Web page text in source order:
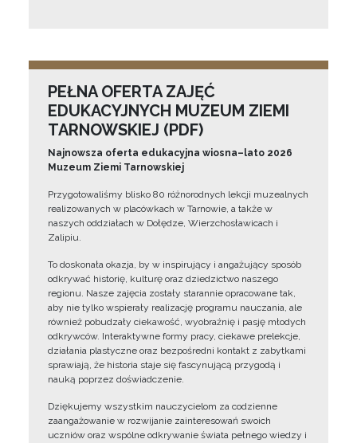
PEŁNA OFERTA ZAJĘĆ
EDUKACYJNYCH MUZEUM ZIEMI
TARNOWSKIEJ (PDF)
Najnowsza oferta edukacyjna wiosna–lato 2026
Muzeum Ziemi Tarnowskiej
Przygotowaliśmy blisko 80 różnorodnych lekcji muzealnych
realizowanych w placówkach w Tarnowie, a także w
naszych oddziałach w Dołędze, Wierzchosławicach i
Zalipiu.
To doskonała okazja, by w inspirujący i angażujący sposób
odkrywać historię, kulturę oraz dziedzictwo naszego
regionu. Nasze zajęcia zostały starannie opracowane tak,
aby nie tylko wspierały realizację programu nauczania, ale
również pobudzały ciekawość, wyobraźnię i pasję młodych
odkrywców. Interaktywne formy pracy, ciekawe prelekcje,
działania plastyczne oraz bezpośredni kontakt z zabytkami
sprawiają, że historia staje się fascynującą przygodą i
nauką poprzez doświadczenie.
Dziękujemy wszystkim nauczycielom za codzienne
zaangażowanie w rozwijanie zainteresowań swoich
uczniów oraz wspólne odkrywanie świata pełnego wiedzy i